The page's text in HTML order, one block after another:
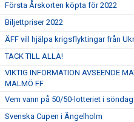
Första Årskorten köpta för 2022
Biljettpriser 2022
ÄFF vill hjälpa krigsflyktingar från
TACK TILL ALLA!
VIKTIG INFORMATION AVSEENDE
MALMÖ FF
Vem vann på 50/50-lotteriet i
Svenska Cupen i Ängelholm